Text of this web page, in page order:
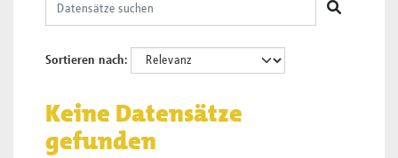
Sortieren nach
Keine Datensätze
gefunden